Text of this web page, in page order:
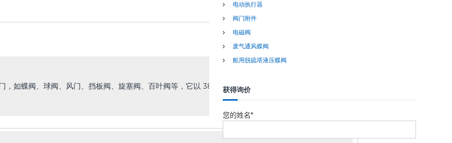
电动执行器
阀门附件
电磁阀
废气通风蝶阀
船用脱硫塔液压蝶阀
获得询价
您的姓名*